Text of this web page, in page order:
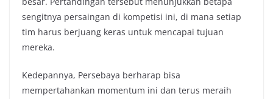
sengitnya persaingan di kompetisi ini, di mana setiap
tim harus berjuang keras untuk mencapai tujuan
mereka.
Kedepannya, Persebaya berharap bisa
mempertahankan momentum ini dan terus meraih